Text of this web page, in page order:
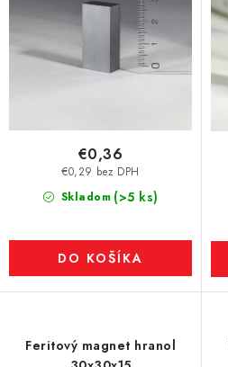
Skladom (>5 ks)
€0,29 bez DPH
€0,36
DO KOŠÍKA
Feritový magnet hranol